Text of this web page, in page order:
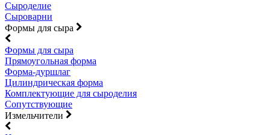
Сыроделие
Сыроварни
Формы для сыра
Формы для сыра
Прямоугольная форма
Форма-дуршлаг
Цилиндрическая форма
Комплектующие для сыроделия
Сопутствующие
Измельчители